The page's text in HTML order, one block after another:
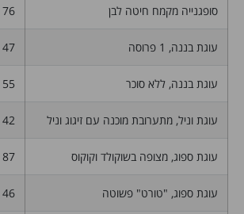
סופגנייה מקמח חיטה לבן 76
עוגת בננה, 1 פרוסה 47
עוגת בננה, ללא סוכר 55
עוגת וניל, מתערובת מוכנה עם זיגוג וניל 42
עוגת ספוג, מצופה בשוקולד וקוקוס 87
עוגת ספוג, "טורט" פשוטה 46